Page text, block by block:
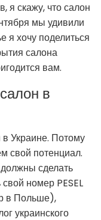
я скажу, что салон
мы удивили
я хочу поделиться
салона
вам.
в
Украине. Потому
свой потенциал.
сделать
номер PESEL
в Польше),
украинского